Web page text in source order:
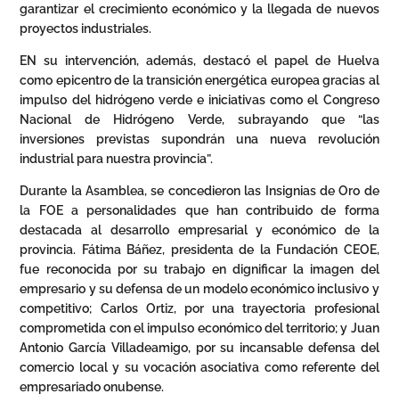
garantizar el crecimiento económico y la llegada de nuevos
proyectos industriales.
EN su intervención, además, destacó el papel de Huelva
como epicentro de la transición energética europea gracias al
impulso del hidrógeno verde e iniciativas como el Congreso
Nacional de Hidrógeno Verde, subrayando que “las
inversiones previstas supondrán una nueva revolución
industrial para nuestra provincia”.
Durante la Asamblea, se concedieron las Insignias de Oro de
la FOE a personalidades que han contribuido de forma
destacada al desarrollo empresarial y económico de la
provincia. Fátima Báñez, presidenta de la Fundación CEOE,
fue reconocida por su trabajo en dignificar la imagen del
empresario y su defensa de un modelo económico inclusivo y
competitivo; Carlos Ortiz, por una trayectoria profesional
comprometida con el impulso económico del territorio; y Juan
Antonio García Villadeamigo, por su incansable defensa del
comercio local y su vocación asociativa como referente del
empresariado onubense.